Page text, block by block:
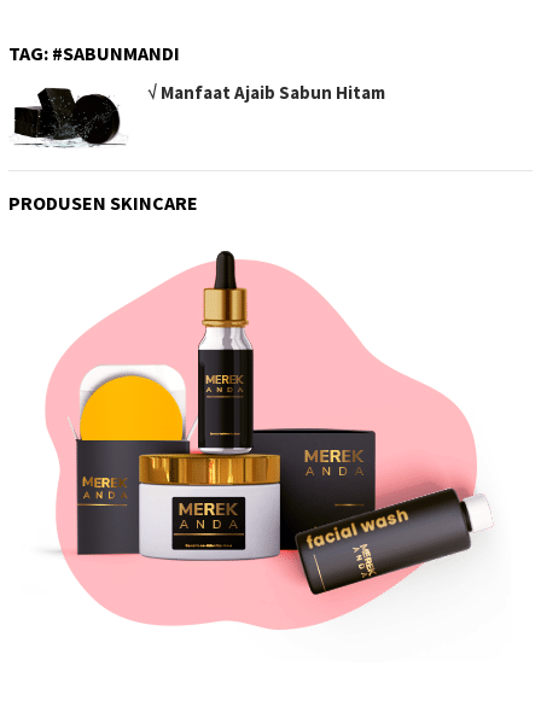
TAG: #SABUNMANDI
√ Manfaat Ajaib Sabun Hitam
PRODUSEN SKINCARE